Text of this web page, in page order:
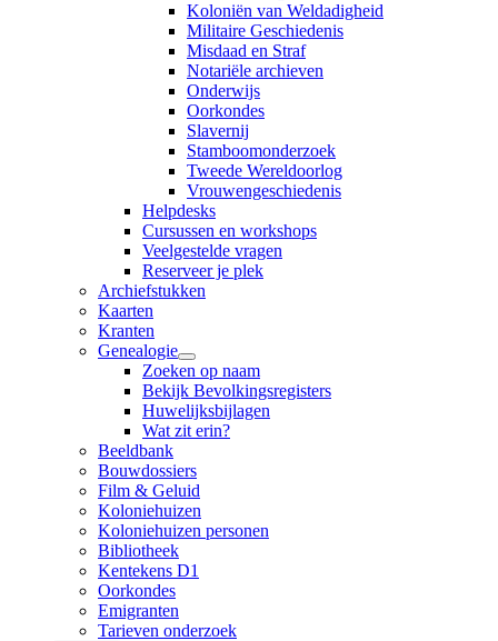
Koloniën van Weldadigheid
Militaire Geschiedenis
Misdaad en Straf
Notariële archieven
Onderwijs
Oorkondes
Slavernij
Stamboomonderzoek
Tweede Wereldoorlog
Vrouwengeschiedenis
Helpdesks
Cursussen en workshops
Veelgestelde vragen
Reserveer je plek
Archiefstukken
Kaarten
Kranten
Genealogie
Zoeken op naam
Bekijk Bevolkingsregisters
Huwelijksbijlagen
Wat zit erin?
Beeldbank
Bouwdossiers
Film & Geluid
Koloniehuizen
Koloniehuizen personen
Bibliotheek
Kentekens D1
Oorkondes
Emigranten
Tarieven onderzoek